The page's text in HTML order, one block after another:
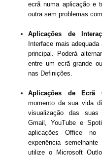
ecrã numa aplicação e
outra sem problemas
Aplicações de
Interface mais
principal. Poderá
entre um ecrã grande
nas Definições.
Aplicações de Ecrã
momento da sua vida
visualização das suas
Gmail, YouTube e
aplicações Office
experiência
utilize o Microsoft